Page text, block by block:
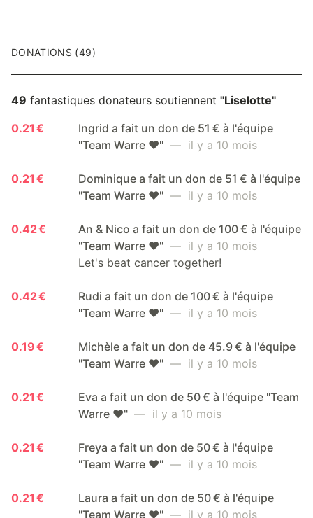
DONATIONS (49)
49 fantastiques donateurs soutiennent "Liselotte"
0.21 €
Ingrid a fait un don de 51 € à l'équipe
"Team Warre ❤️" — il y a 10 mois
0.21 €
Dominique a fait un don de 51 € à l'équipe
"Team Warre ❤️" — il y a 10 mois
0.42 €
An & Nico a fait un don de 100 € à l'équipe
"Team Warre ❤️" — il y a 10 mois
Let's beat cancer together!
0.42 €
Rudi a fait un don de 100 € à l'équipe
"Team Warre ❤️" — il y a 10 mois
0.19 €
Michèle a fait un don de 45.9 € à l'équipe
"Team Warre ❤️" — il y a 10 mois
0.21 €
Eva a fait un don de 50 € à l'équipe "Team
Warre ❤️" — il y a 10 mois
0.21 €
Freya a fait un don de 50 € à l'équipe
"Team Warre ❤️" — il y a 10 mois
0.21 €
Laura a fait un don de 50 € à l'équipe
"Team Warre ❤️" — il y a 10 mois